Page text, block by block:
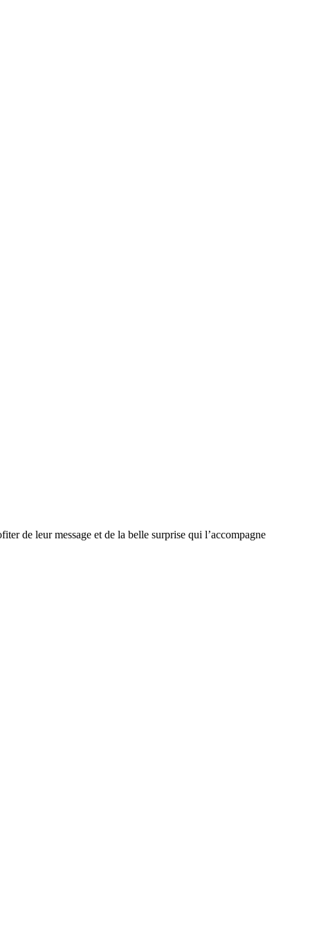
de leur message et de la belle surprise qui l’accompagne